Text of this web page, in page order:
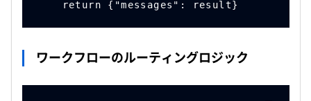
    return {"messages": result}
ワークフローのルーティングロジック